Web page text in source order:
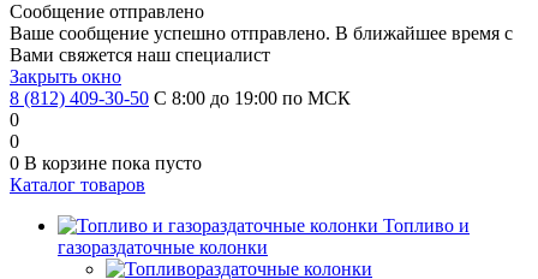
Сообщение отправлено
Ваше сообщение успешно отправлено. В ближайшее время с
Вами свяжется наш специалист
Закрыть окно
8 (812) 409-30-50 С 8:00 до 19:00 по МСК
0
0
0 В корзине пока пусто
Каталог товаров
Топливо и
газораздаточные колонки